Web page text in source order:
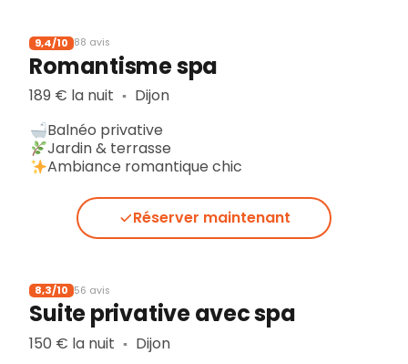
9,4/10 88 avis
Romantisme spa
189 € la nuit ▪︎ Dijon
Balnéo privative
Jardin & terrasse
Ambiance romantique chic
Réserver maintenant
8,3/10 56 avis
Suite privative avec spa
150 € la nuit ▪︎ Dijon